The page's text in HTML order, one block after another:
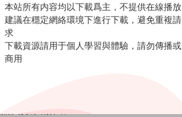
支持原創作者！
本站所有内容均以下載爲主，不提供在線播放
建議在穩定網絡環境下進行下載，避免重複請
求
下載資源請用于個人學習與體驗，請勿傳播或
商用